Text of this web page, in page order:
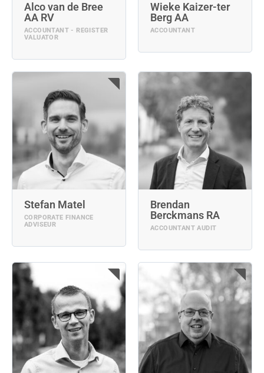
Alco van de Bree
AA RV
ACCOUNTANT - REGISTER
VALUATOR
Wieke Kaizer-ter
Berg AA
ACCOUNTANT
Stefan Matel
CORPORATE FINANCE
ADVISEUR
Brendan
Berckmans RA
ACCOUNTANT AUDIT